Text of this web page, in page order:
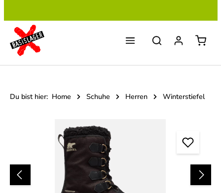
Du bist hier: Home Schuhe Herren Winterstiefel
Bildergalerie überspringen